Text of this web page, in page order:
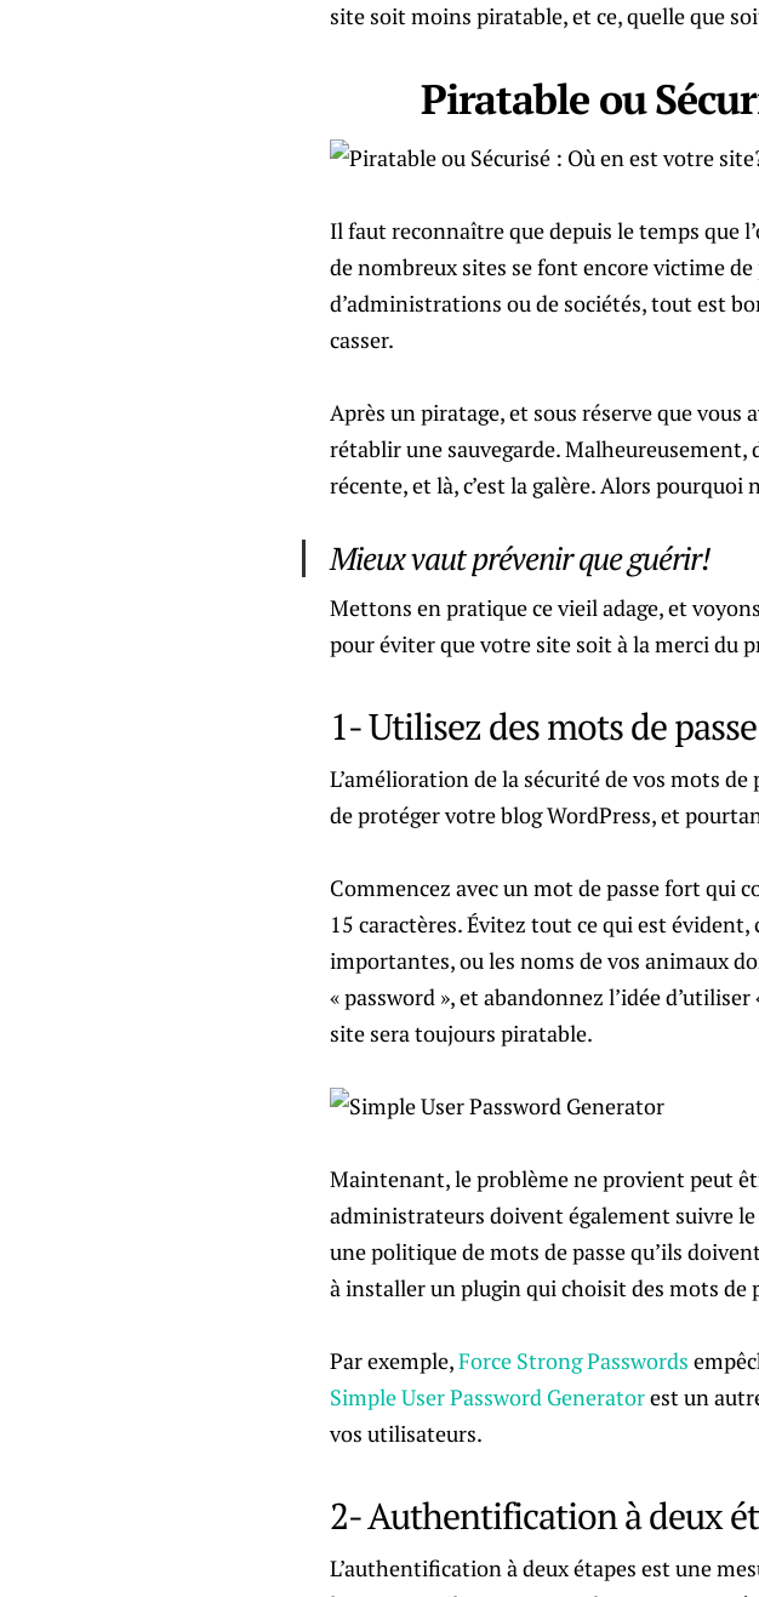
site soit moins piratable, et ce, quelle que
Piratable ou
Il faut reconnaître que depuis le temps que
de nombreux sites se font encore victime
d’administrations ou de sociétés, tout est
casser.
Après un piratage, et sous réserve que vous
rétablir une sauvegarde. Malheureusement,
récente, et là, c’est la galère. Alors
Mieux vaut prévenir que guérir!
Mettons en pratique ce vieil adage, et
pour éviter que votre site soit à la merci du
1- Utilisez des mots de
L’amélioration de la sécurité de vos mots
de protéger votre blog WordPress, et
Commencez avec un mot de passe fort qui
15 caractères. Évitez tout ce qui est
importantes, ou les noms de vos animaux
« password », et abandonnez l’idée
site sera toujours piratable.
Maintenant, le problème ne provient peut
administrateurs doivent également suivre le
une politique de mots de passe qu’ils
à installer un plugin qui choisit des mots de
Par exemple,Force Strong Passwords
Simple User Password Generatorest un
vos utilisateurs.
2- Authentification à deux
L’authentification à deux étapes est une